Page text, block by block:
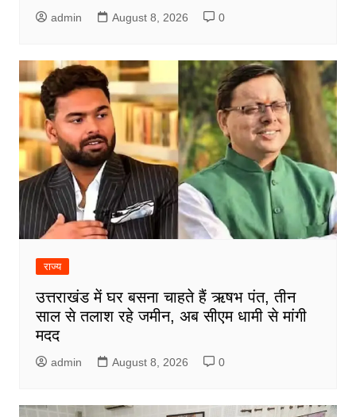
admin August 8, 2026 0
राज्य
उत्तराखंड में घर बसना चाहते हैं ऋषभ पंत, तीन
साल से तलाश रहे जमीन, अब सीएम धामी से मांगी
मदद
admin August 8, 2026 0